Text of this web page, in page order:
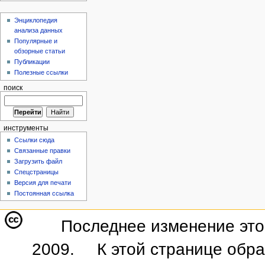
Энциклопедия
анализа данных
Популярные и
обзорные статьи
Публикации
Полезные ссылки
поиск
инструменты
Ссылки сюда
Связанные правки
Загрузить файл
Спецстраницы
Версия для печати
Постоянная ссылка
Последнее изменение
2009.
К этой странице